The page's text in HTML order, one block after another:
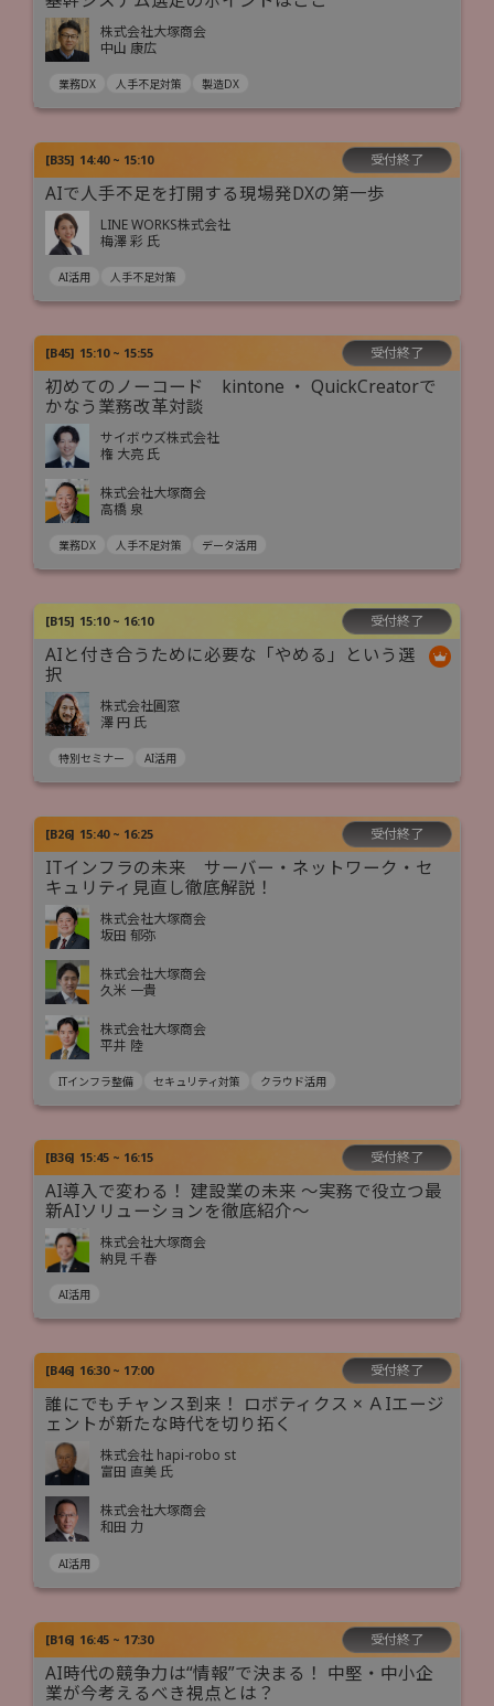
株式会社大塚商会
中山 康広
業務DX 人手不足対策 製造DX
[B35] 14:40 ~ 15:10 受付終了
AIで人手不足を打開する現場発DXの第一歩
LINE WORKS株式会社
梅澤 彩 氏
AI活用 人手不足対策
[B45] 15:10 ~ 15:55 受付終了
初めてのノーコード kintone ・ QuickCreatorで
かなう業務改革対談
サイボウズ株式会社
権 大亮 氏
株式会社大塚商会
高橋 泉
業務DX 人手不足対策 データ活用
[B15] 15:10 ~ 16:10 受付終了
AIと付き合うために必要な「やめる」という選
択
株式会社圓窓
澤 円 氏
特別セミナー AI活用
[B26] 15:40 ~ 16:25 受付終了
ITインフラの未来 サーバー・ネットワーク・セ
キュリティ見直し徹底解説！
株式会社大塚商会
坂田 郁弥
株式会社大塚商会
久米 一貴
株式会社大塚商会
平井 陸
ITインフラ整備 セキュリティ対策 クラウド活用
[B36] 15:45 ~ 16:15 受付終了
AI導入で変わる！ 建設業の未来 ～実務で役立つ最
新AIソリューションを徹底紹介～
株式会社大塚商会
納見 千春
AI活用
[B46] 16:30 ~ 17:00 受付終了
誰にでもチャンス到来！ ロボティクス × ＡIエージ
ェントが新たな時代を切り拓く
株式会社 hapi-robo st
富田 直美 氏
株式会社大塚商会
和田 力
AI活用
[B16] 16:45 ~ 17:30 受付終了
AI時代の競争力は“情報”で決まる！ 中堅・中小企
業が今考えるべき視点とは？